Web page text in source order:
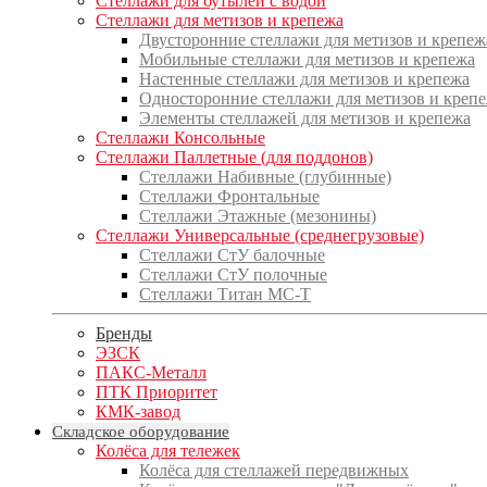
Стеллажи для метизов и крепежа
Двусторонние стеллажи для метизов и
Мобильные стеллажи для метизов и крепежа
Настенные стеллажи для метизов и крепежа
Односторонние стеллажи для метизов и
Элементы стеллажей для метизов и крепежа
Стеллажи Консольные
Стеллажи Паллетные (для поддонов)
Стеллажи Набивные (глубинные)
Стеллажи Фронтальные
Стеллажи Этажные (мезонины)
Стеллажи Универсальные (среднегрузовые)
Стеллажи СтУ балочные
Стеллажи СтУ полочные
Стеллажи Титан МС-Т
Бренды
ЭЗСК
ПАКС-Металл
ПТК Приоритет
КМК-завод
Складское оборудование
Колёса для тележек
Колёса для стеллажей передвижных